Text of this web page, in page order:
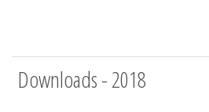
Downloads - 2018